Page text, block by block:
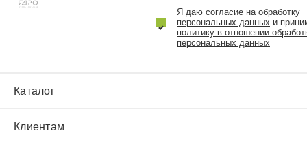
Каталог
Клиентам
Я даю согласие на обработку
персональных данных и
политику в отношении
персональных данных